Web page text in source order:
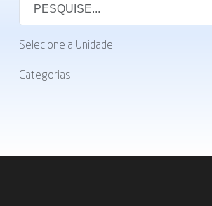
Selecione a Unidade:
Categorias: